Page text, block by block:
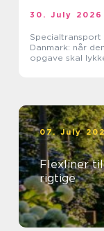
30. July 2026
Specialtransport
Danmark: når
opgave skal
07. July
Flexliner
rigtige